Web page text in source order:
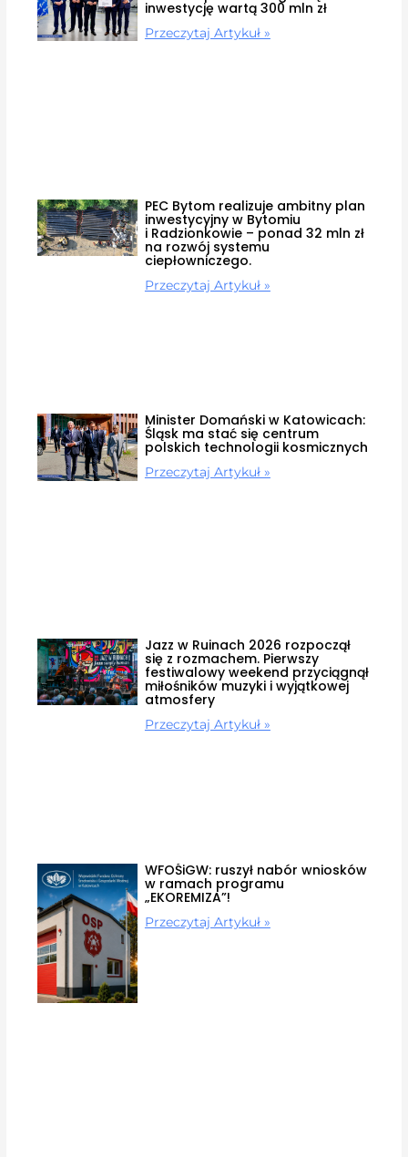
inwestycję wartą 300 mln zł
Przeczytaj Artykuł »
PEC Bytom realizuje ambitny plan
inwestycyjny w Bytomiu
i Radzionkowie – ponad 32 mln zł
na rozwój systemu
ciepłowniczego.
Przeczytaj Artykuł »
Minister Domański w Katowicach:
Śląsk ma stać się centrum
polskich technologii kosmicznych
Przeczytaj Artykuł »
Jazz w Ruinach 2026 rozpoczął
się z rozmachem. Pierwszy
festiwalowy weekend przyciągnął
miłośników muzyki i wyjątkowej
atmosfery
Przeczytaj Artykuł »
WFOŚiGW: ruszył nabór wniosków
w ramach programu
„EKOREMIZA”!
Przeczytaj Artykuł »